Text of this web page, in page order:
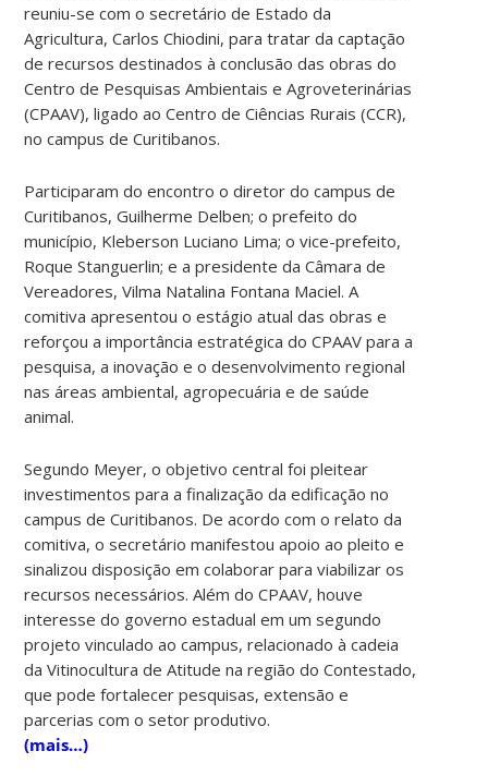
reuniu-se com o secretário de Estado da
Agricultura, Carlos Chiodini, para tratar da captação
de recursos destinados à conclusão das obras do
Centro de Pesquisas Ambientais e Agroveterinárias
(CPAAV), ligado ao Centro de Ciências Rurais (CCR),
no campus de Curitibanos.
Participaram do encontro o diretor do campus de
Curitibanos, Guilherme Delben; o prefeito do
município, Kleberson Luciano Lima; o vice-prefeito,
Roque Stanguerlin; e a presidente da Câmara de
Vereadores, Vilma Natalina Fontana Maciel. A
comitiva apresentou o estágio atual das obras e
reforçou a importância estratégica do CPAAV para a
pesquisa, a inovação e o desenvolvimento regional
nas áreas ambiental, agropecuária e de saúde
animal.
Segundo Meyer, o objetivo central foi pleitear
investimentos para a finalização da edificação no
campus de Curitibanos. De acordo com o relato da
comitiva, o secretário manifestou apoio ao pleito e
sinalizou disposição em colaborar para viabilizar os
recursos necessários. Além do CPAAV, houve
interesse do governo estadual em um segundo
projeto vinculado ao campus, relacionado à cadeia
da Vitinocultura de Atitude na região do Contestado,
que pode fortalecer pesquisas, extensão e
parcerias com o setor produtivo.
(mais…)